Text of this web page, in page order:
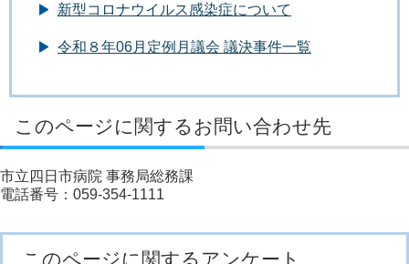
新型コロナウイルス感染症について
令和８年06月定例月議会 議決事件一覧
このページに関するお問い合わせ先
市立四日市病院 事務局総務課
電話番号：059-354-1111
このページに関するアンケート